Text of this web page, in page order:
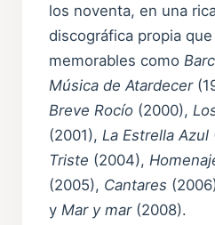
los noventa, en una
discográfica propia
memorables como
Música de Atardecer
Breve Rocío (2000),
(2001),La Estrella Azul
Triste (2004),
(2005), Cantares
yMar y mar(2008).